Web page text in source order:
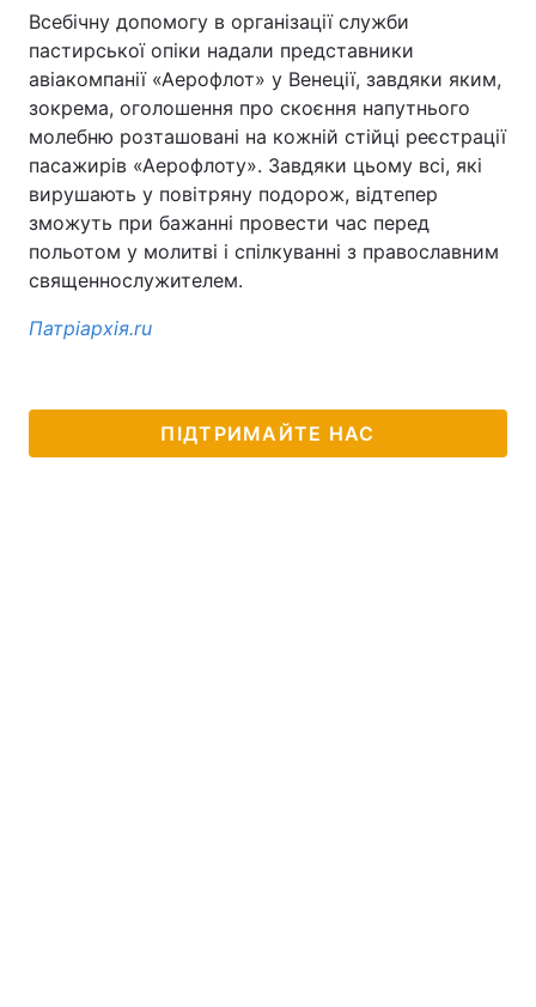
Архів Вакансії
Контакти
Послуги
Всебічну допомогу в організації служби
пастирської опіки надали представники
авіакомпанії «Аерофлот» у Венеції, завдяки яким,
зокрема, оголошення про скоєння напутнього
молебню розташовані на кожній стійці реєстрації
пасажирів «Аерофлоту». Завдяки цьому всі, які
вирушають у повітряну подорож, відтепер
зможуть при бажанні провести час перед
польотом у молитві і спілкуванні з православним
священнослужителем.
Патріархія.ru
ПІДТРИМАЙТЕ НАС